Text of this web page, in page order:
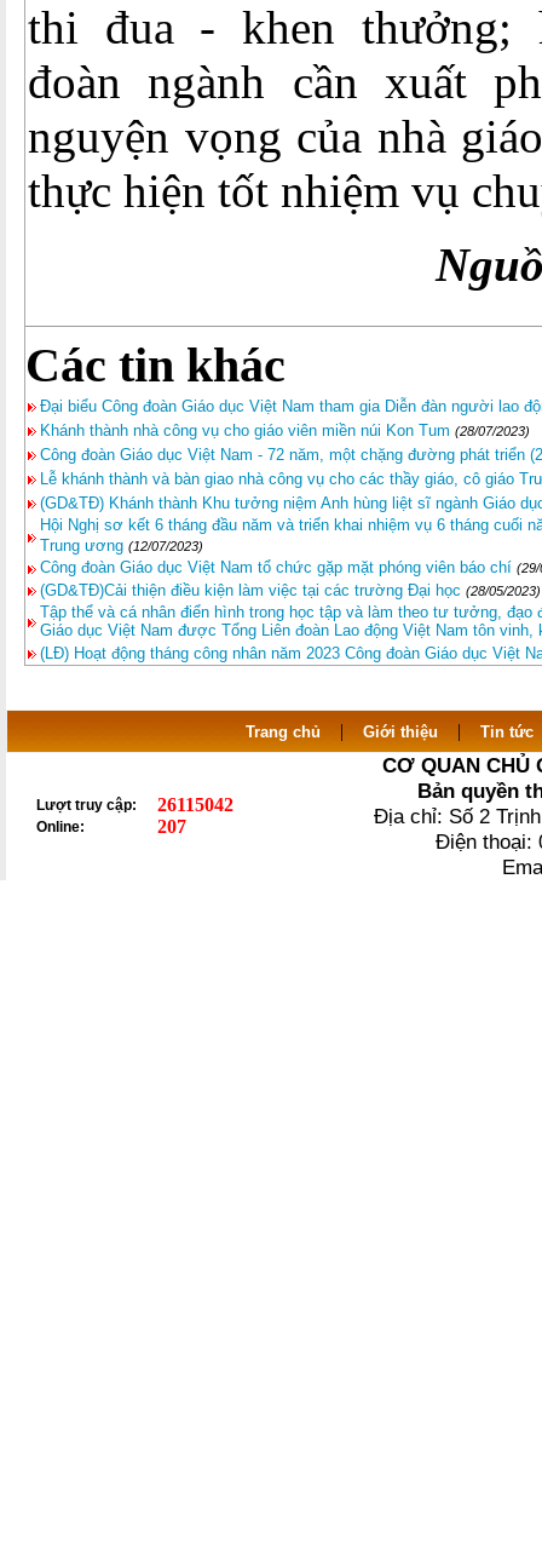
thi đua - khen thưởng;
đoàn ngành cần xuất
nguyện vọng của nhà
thực hiện tốt nhiệm vụ
Các tin khác
Đại biểu Công đoàn Giáo dục Việt Nam tham gia Diễn đàn người lao
Khánh thành nhà công vụ cho giáo viên miền núi Kon Tum (28/07/2023)
Công đoàn Giáo dục Việt Nam - 72 năm, một chặng đường phát triển
Lễ khánh thành và bàn giao nhà công vụ cho các thầy giáo, cô giáo
(GD&TĐ) Khánh thành Khu tưởng niệm Anh hùng liệt sĩ ngành Giáo
Hội Nghị sơ kết 6 tháng đầu năm và triển khai nhiệm vụ 6 tháng cuối
Trung ương (12/07/2023)
Công đoàn Giáo dục Việt Nam tổ chức gặp mặt phóng viên báo chí (29/
(GD&TĐ)Cải thiện điều kiện làm việc tại các trường Đại học (28/05/2023)
Tập thể và cá nhân điển hình trong học tập và làm theo tư tưởng, đạo
Giáo dục Việt Nam được Tổng Liên đoàn Lao động Việt Nam tôn
(LĐ) Hoạt động tháng công nhân năm 2023 Công đoàn Giáo dục Việt
Trang chủ | Giới thiệu | Tin tức
Lượt truy cập: 26115042
Online: 207
CƠ QUAN CHỦ
Bản quyền
Địa chỉ: Số 2
Điện